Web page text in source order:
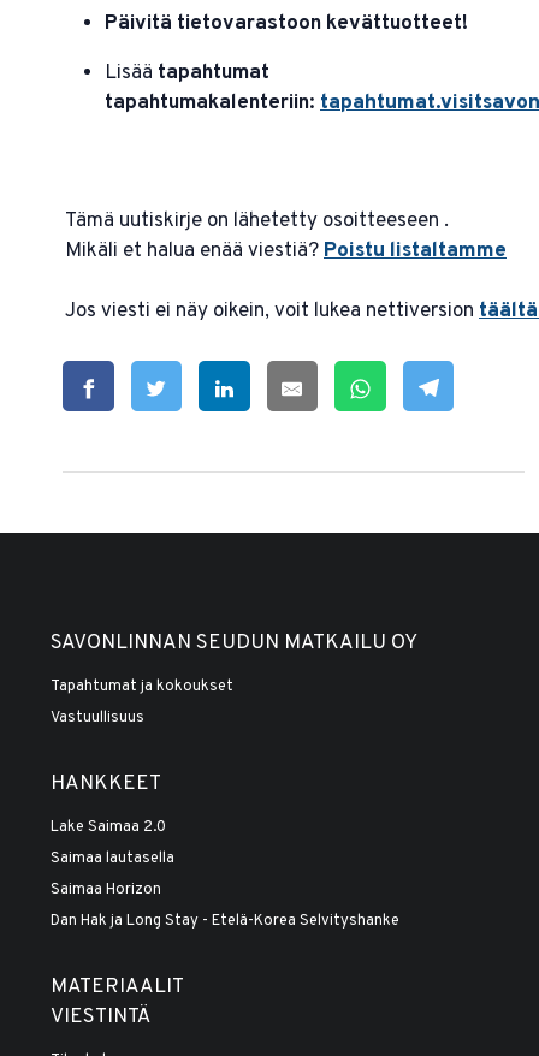
Päivitä tietovarastoon kevättuotteet!
Lisää tapahtumat
tapahtumakalenteriin:
Tämä uutiskirje on lähetetty osoitteeseen .
Mikäli et halua enää viestiä?Poistu listaltamme
Jos viesti ei näy oikein, voit lukea nettiversion
SAVONLINNAN SEUDUN MATKAILU OY
Tapahtumat ja kokoukset
Vastuullisuus
HANKKEET
Lake Saimaa 2.0
Saimaa lautasella
Saimaa Horizon
Dan Hak ja Long Stay - Etelä-Korea Selvityshanke
MATERIAALIT
VIESTINTÄ